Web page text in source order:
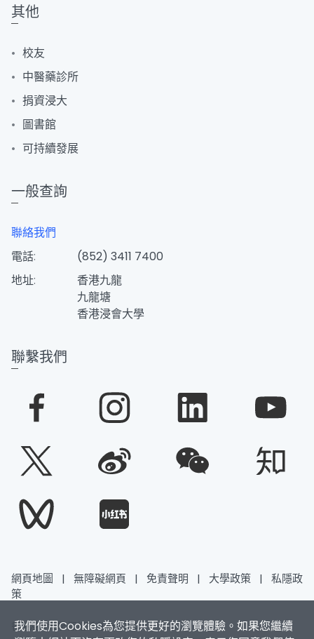
我們使用Cookies為您提供更好的瀏覽體驗。如果您繼續
其他
校友
中醫藥診所
捐資浸大
圖書館
可持續發展
一般查詢
聯絡我們
電話:
(852) 3411 7400
地址:
香港九龍
九龍塘
香港浸會大學
聯繫我們
網頁地圖 | 無障礙網頁 | 免責聲明 | 大學政策 |
私隱政
策
香港浸會大學 版權所有 © 2026